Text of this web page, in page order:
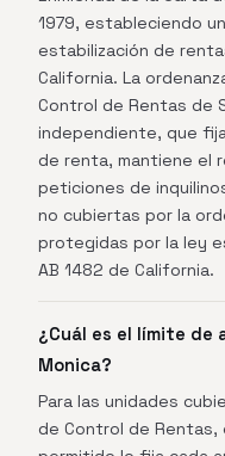
1979, estableciendo
estabilización de
California. La
Control de Rentas de
independiente, que
de renta, mantiene el
peticiones de
no cubiertas por la
protegidas por la ley
AB 1482 de California.
¿Cuál es el límite de
Monica?
Para las unidades
de Control de Rentas,